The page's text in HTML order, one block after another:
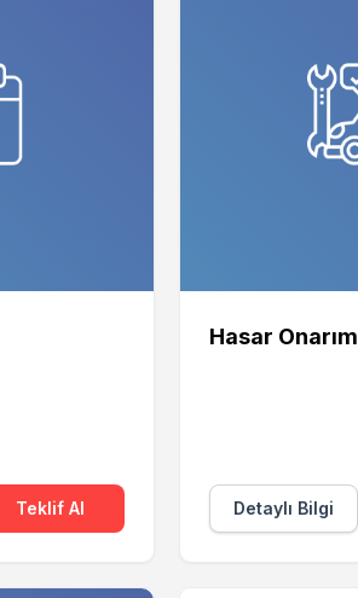
Teklif Al
Hasar Onarım
Detaylı Bilgi